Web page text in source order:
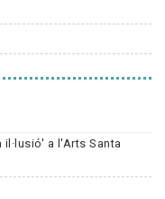
a l'Arts Santa